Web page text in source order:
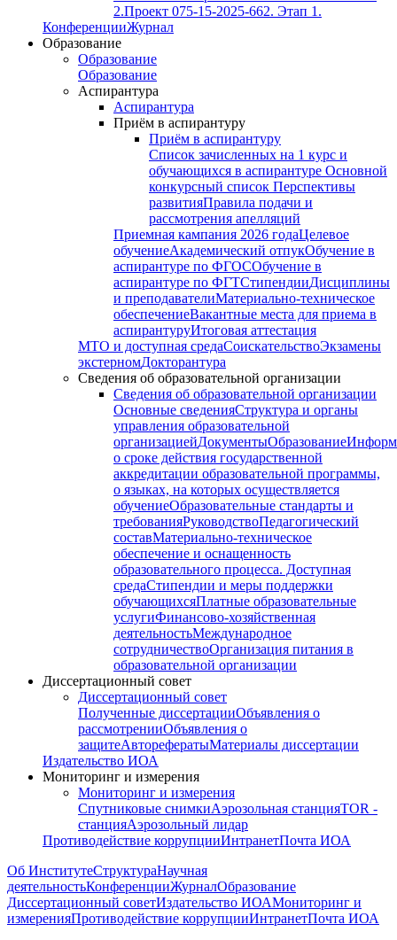
2.Проект 075-15-2025-662. Этап 1.
КонференцииЖурнал
Образование
Образование
Образование
Аспирантура
Аспирантура
Приём в аспирантуру
Приём в аспирантуру
Список зачисленных на 1 курс и
обучающихся в аспирантуре Основной
конкурсный список Перспективы
развитияПравила подачи и
рассмотрения апелляций
Приемная кампания 2026 годаЦелевое
обучениеАкадемический отпукОбучение в
аспирантуре по ФГОСОбучение в
аспирантуре по ФГТСтипендииДисциплины
и преподавателиМатериально-техническое
обеспечениеВакантные места для приема в
аспирантуруИтоговая аттестация
МТО и доступная средаСоискательствоЭкзамены
экстерномДокторантура
Сведения об образовательной организации
Сведения об образовательной организации
Основные сведенияСтруктура и органы
управления образовательной
организациейДокументыОбразование
о сроке действия государственной
аккредитации образовательной программы,
о языках, на которых осуществляется
обучениеОбразовательные стандарты и
требованияРуководствоПедагогический
составМатериально-техническое
обеспечение и оснащенность
образовательного процесса. Доступная
средаСтипендии и меры поддержки
обучающихсяПлатные образовательные
услугиФинансово-хозяйственная
деятельностьМеждународное
сотрудничествоОрганизация питания в
образовательной организации
Диссертационный совет
Диссертационный совет
Полученные диссертацииОбъявления о
рассмотренииОбъявления о
защитеАвторефератыМатериалы диссертации
Издательство ИОА
Мониторинг и измерения
Мониторинг и измерения
Спутниковые снимкиАэрозольная станцияTOR -
станцияАэрозольный лидар
Противодействие коррупцииИнтранетПочта ИОА
Об ИнститутеСтруктураНаучная
деятельностьКонференцииЖурналОбразование
Диссертационный советИздательство ИОАМониторинг и
измеренияПротиводействие коррупцииИнтранетПочта ИОА